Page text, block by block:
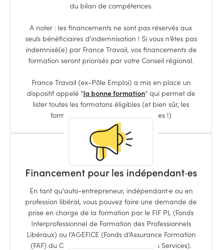
du bilan de compétences.
A noter : les financements ne sont pas réservés aux
seuls bénéficiaires d'indemnisation ! Si vous n’êtes pas
indemnisé(e) par France Travail, vos financements de
formation seront priorisés par votre Conseil régional.
France Travail (ex-Pôle Emploi) a mis en place un
dispositif appelé "la bonne formation" qui permet de
lister toutes les formatons éligibles (et bien sûr, les
formations Ulule y sont représentées !)
Financement pour les indépendant·es
En tant qu'auto-entrepreneur, indépendant·e ou en
profession libéral, vous pouvez faire une demande de
prise en charge de la formation par le FIF PL (Fonds
Interprofessionnel de Formation des Professionnels
Libéraux) ou l'AGEFICE (Fonds d’Assurance Formation
(FAF) du Commerce, de l’Industrie et des Services).